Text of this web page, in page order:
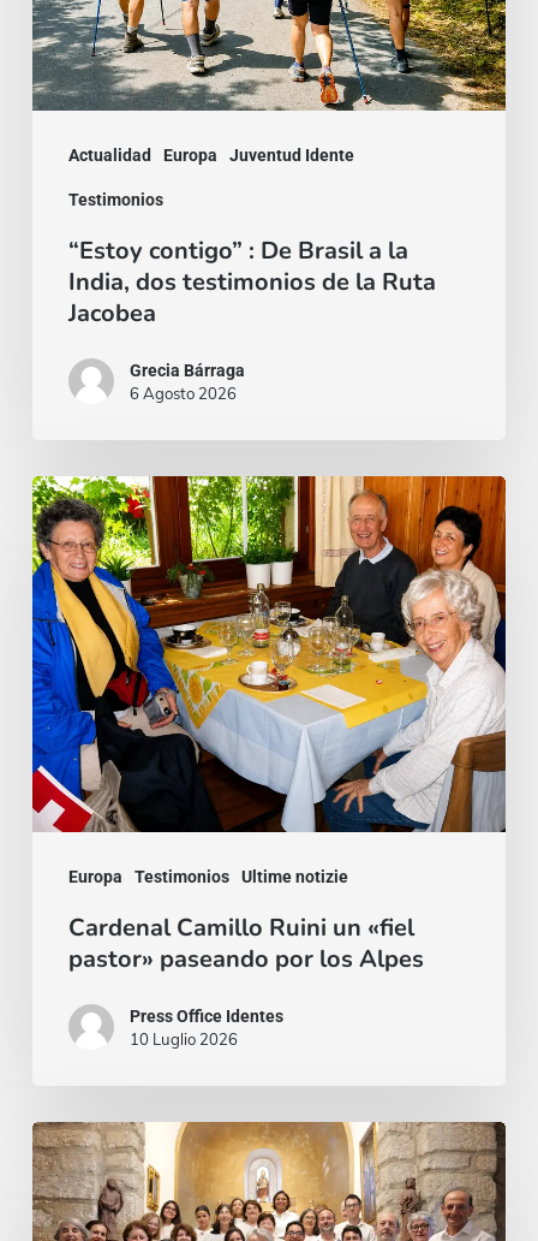
Actualidad Europa Juventud Idente
Testimonios
a
la
India,
Ruta
Jacobea
“Estoy contigo” : De Brasil a la
India, dos testimonios de la Ruta
Jacobea
Grecia Bárraga
6 Agosto 2026
Europa Testimonios Ultime notizie
Cardenal
Camillo
Ruini
un
«fiel
pastor»
paseando
por
los
Cardenal Camillo Ruini un «fiel
pastor» paseando por los Alpes
Press Office Identes
10 Luglio 2026
La
voz
que